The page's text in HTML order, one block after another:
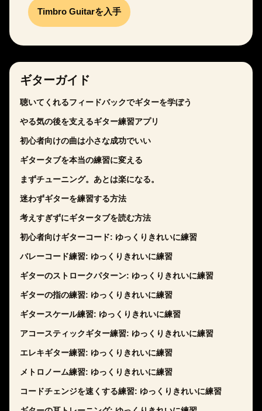
Timbro Guitarを入手
ギターガイド
聴いてくれるフィードバックでギターを学ぼう
やる気の後を支えるギター練習アプリ
初心者向けの曲は小さな成功でいい
ギタータブを本当の練習に変える
まずチューニング。あとは楽になる。
迷わずギターを練習する方法
考えすぎずにギタータブを読む方法
初心者向けギターコード: ゆっくりきれいに練習
バレーコード練習: ゆっくりきれいに練習
ギターのストロークパターン: ゆっくりきれいに練習
ギターの指の練習: ゆっくりきれいに練習
ギタースケール練習: ゆっくりきれいに練習
アコースティックギター練習: ゆっくりきれいに練習
エレキギター練習: ゆっくりきれいに練習
メトロノーム練習: ゆっくりきれいに練習
コードチェンジを速くする練習: ゆっくりきれいに練習